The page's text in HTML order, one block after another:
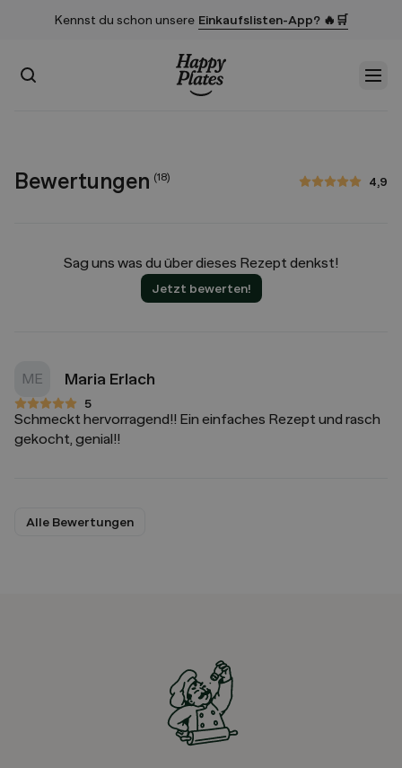
Kennst du schon unsere Einkaufslisten-App? 🔥🛒
Suchen
Bewertungen (18) 4,9
4,9 von 5 Sternen
Sag uns was du über dieses Rezept denkst!
Jetzt bewerten!
ME Maria Erlach
5
5 von 5 Sternen
Schmeckt hervorragend!! Ein einfaches Rezept und rasch
gekocht, genial!!
Alle Bewertungen